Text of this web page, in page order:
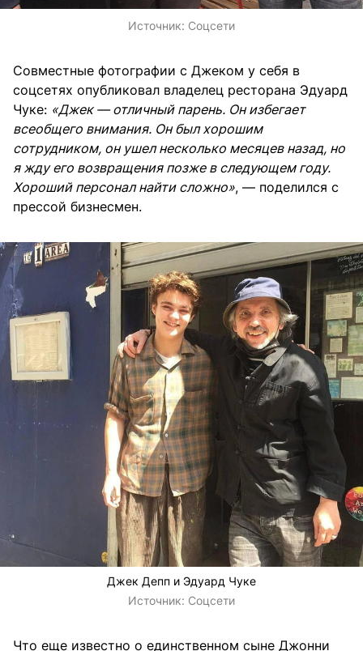
Источник: Соцсети
Совместные фотографии с Джеком у себя в
соцсетях опубликовал владелец ресторана Эдуард
Чуке: «Джек — отличный парень. Он избегает
всеобщего внимания. Он был хорошим
сотрудником, он ушел несколько месяцев назад, но
я жду его возвращения позже в следующем году.
Хороший персонал найти сложно», — поделился с
прессой бизнесмен.
Джек Депп и Эдуард Чуке
Источник: Соцсети
Что еще известно о единственном сыне Джонни